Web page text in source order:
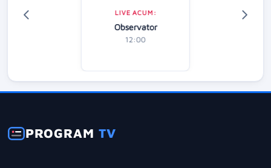
LIVE ACUM:
Observator
12:00
PROGRAMTV